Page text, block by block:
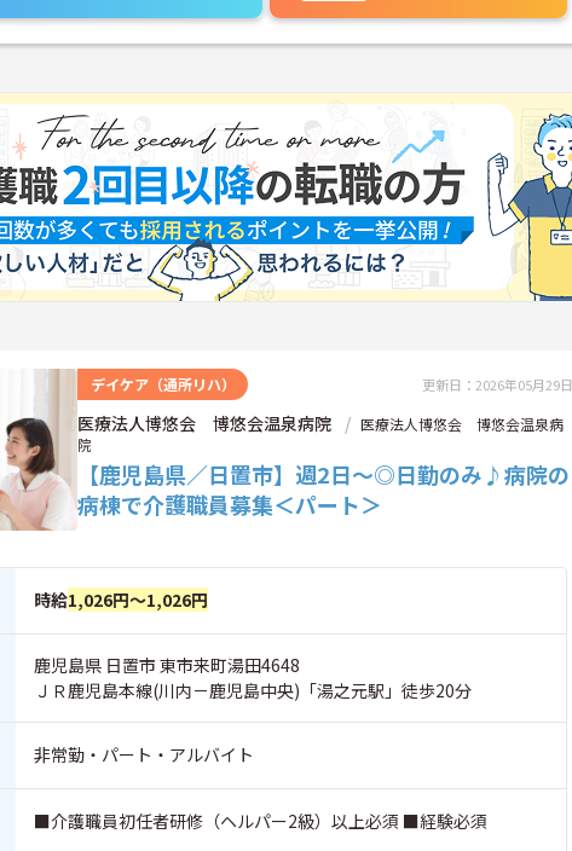
デイケア（通所リハ） 更新日：2026年05月29日
医療法人博悠会 博悠会温泉病院
医療法人博悠会 博悠会温泉病
院
【鹿児島県／日置市】週2日～◎日勤のみ♪病院の
病棟で介護職員募集＜パート＞
時給1,026円～1,026円
鹿児島県 日置市 東市来町湯田4648
ＪＲ鹿児島本線(川内－鹿児島中央)「湯之元駅」徒歩20分
非常勤・パート・アルバイト
■介護職員初任者研修（ヘルパー2級）以上必須 ■経験必須